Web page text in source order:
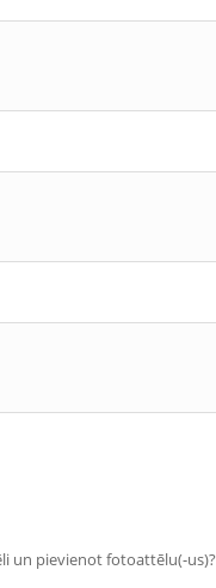
un pievienot fotoattēlu(-us)?